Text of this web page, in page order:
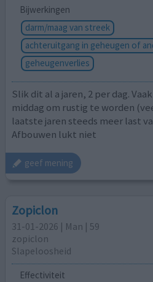
Bijwerkingen
darm/maag van streek
achteruitgang in geheugen of
geheugenverlies
Slik dit al a jaren, 2 per dag.
middag om rustig te worden
laatste jaren steeds meer last
Afbouwen lukt niet
geef mening
Zopiclon
31-01-2026 | Man | 59
zopiclon
Slapeloosheid
Effectiviteit